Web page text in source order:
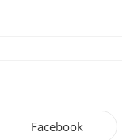
Öffnet
Facebook